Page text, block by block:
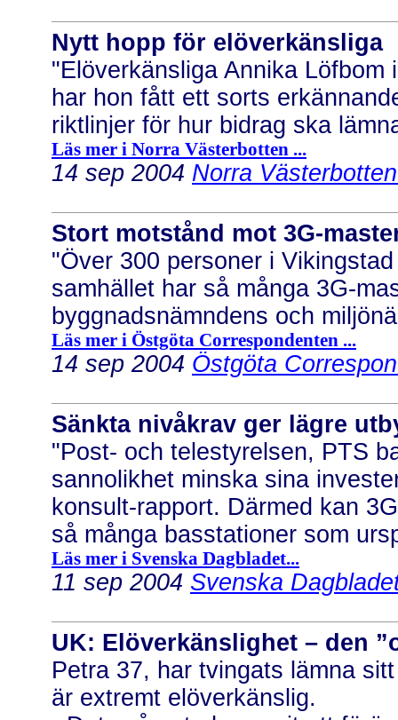
Nytt hopp för elöverkänsliga
"Elöverkänsliga Annika
har hon fått ett sorts
riktlinjer för hur bidrag ska
Läs mer i Norra Västerbotten ...
14 sep 2004 Norra
Stort motstånd mot 3G-
"Över 300 personer i
samhället har så många 3G-
byggnadsnämndens och
Läs mer i Östgöta Correspondenten ...
14 sep 2004 Östgöta
Sänkta nivåkrav ger lägre
"Post- och telestyrelsen, PTS
sannolikhet minska sina
konsult-rapport. Därmed kan
så många basstationer som
Läs mer i Svenska Dagbladet...
11 sep 2004 Svenska
UK: Elöverkänslighet – den
Petra 37, har tvingats lämna
är extremt elöverkänslig.